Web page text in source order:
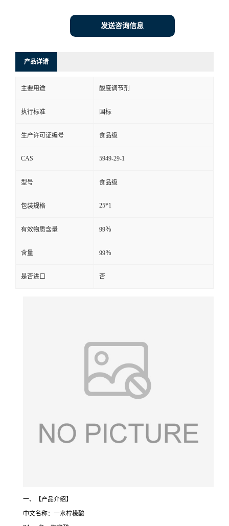
发送咨询信息
产品详请
主要用途 酸度调节剂
执行标准 国标
生产许可证编号 食品级
CAS 5949-29-1
型号 食品级
包装规格 25*1
有效物质含量 99％
含量 99％
是否进口 否
一、【产品介绍】
中文名称：一水柠檬酸